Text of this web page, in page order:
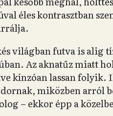
éles kontrasztban
világban futva is alig
Az aknatűz miatt
kínzóan lassan folyik.
miközben arról
– ekkor épp a